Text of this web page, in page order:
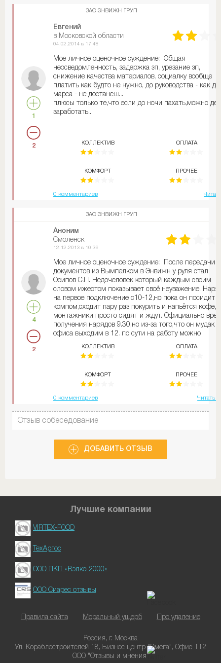
острове в Василеостровском районе
ЗАО ЭНВИЖН ГРУП
1
2
Евгений
в Московской области
04.02.2014 в 17:48
Мое личное оценочное суждение: Общая
неосведомленность, задержка зп, урезание зп,
снижение качества материалов, социалку вообще
платить как будто не нужно, до руководства - как до
марса - не достанеш...
плюсы только те,что если до ночи пахать,можно
заработать...
КОЛЛЕКТИВ
КОМФОРТ
ОПЛАТА
ПРОЧЕЕ
0 комментариев
ЗАО ЭНВИЖН ГРУП
4
2
Аноним
Смоленск
12.12.2013 в 10:39
Мое личное оценочное суждение: После передачи
документов из Вымпелком в Энвижн у руля стал
Осипов С.П. Недочеловек который каждым своим
словом ижестом показывает своё неуважение.
на первое подключение с10-12,но пока он посидит
компом,сходит пару раз покурить и напьётся
монтажники просто сидят и ждут. Официально
получения нарядов 9.30,но из-за того,что он мудак
офиса выходим в 12. по сути на работу можно
опоздать на 1-у минуту штраф,объяснительная. Что
более поражает,этот недочеловек позволяет себе
алкогольного опъянения!!!! В вымпелкоме работало
около 50 монтажников,теперь нас челове 20.
решить вопросы с руководством выше,но им вообще
наши вопросы,они приехали,забухали с
и уехали,на нас поклали!!! в вымпелкоме нам давали
возможностями, Энвижн выдал страховку по
вы просто можете бесплатно вызвать скорую.
нет
КОЛЛЕКТИВ
КОМФОРТ
ОПЛАТА
ПРОЧЕЕ
0 комментариев Читать
Отзыв собеседование
ДОБАВИТЬ ОТЗЫВ
Лучшие компании
VIRTEX-FOOD
ТехАргос
ООО ПКП «Вэлко-2000»
ООО Сиарес отзывы
Правила сайта Моральный ущерб Про удаление
Россия, г. Москва
Ул. Кораблестроителей 18, Бизнес центр "Омега", Офис 112
ООО "Отзывы и мнения"